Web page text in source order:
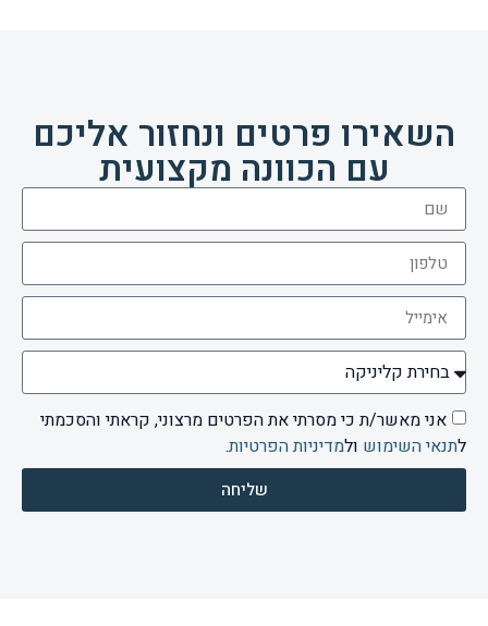
השאירו פרטים ונחזור אליכם
עם הכוונה מקצועית
אני מאשר/ת כי מסרתי את הפרטים מרצוני, קראתי והסכמתי
לתנאי השימוש ולמדיניות הפרטיות.
שליחה